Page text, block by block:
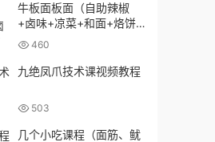
牛板面板面（自助辣椒
+卤味+凉菜+和面+烙饼
技术）
460
九绝凤爪技术课视频教程
503
几个小吃课程（面筋、鱿